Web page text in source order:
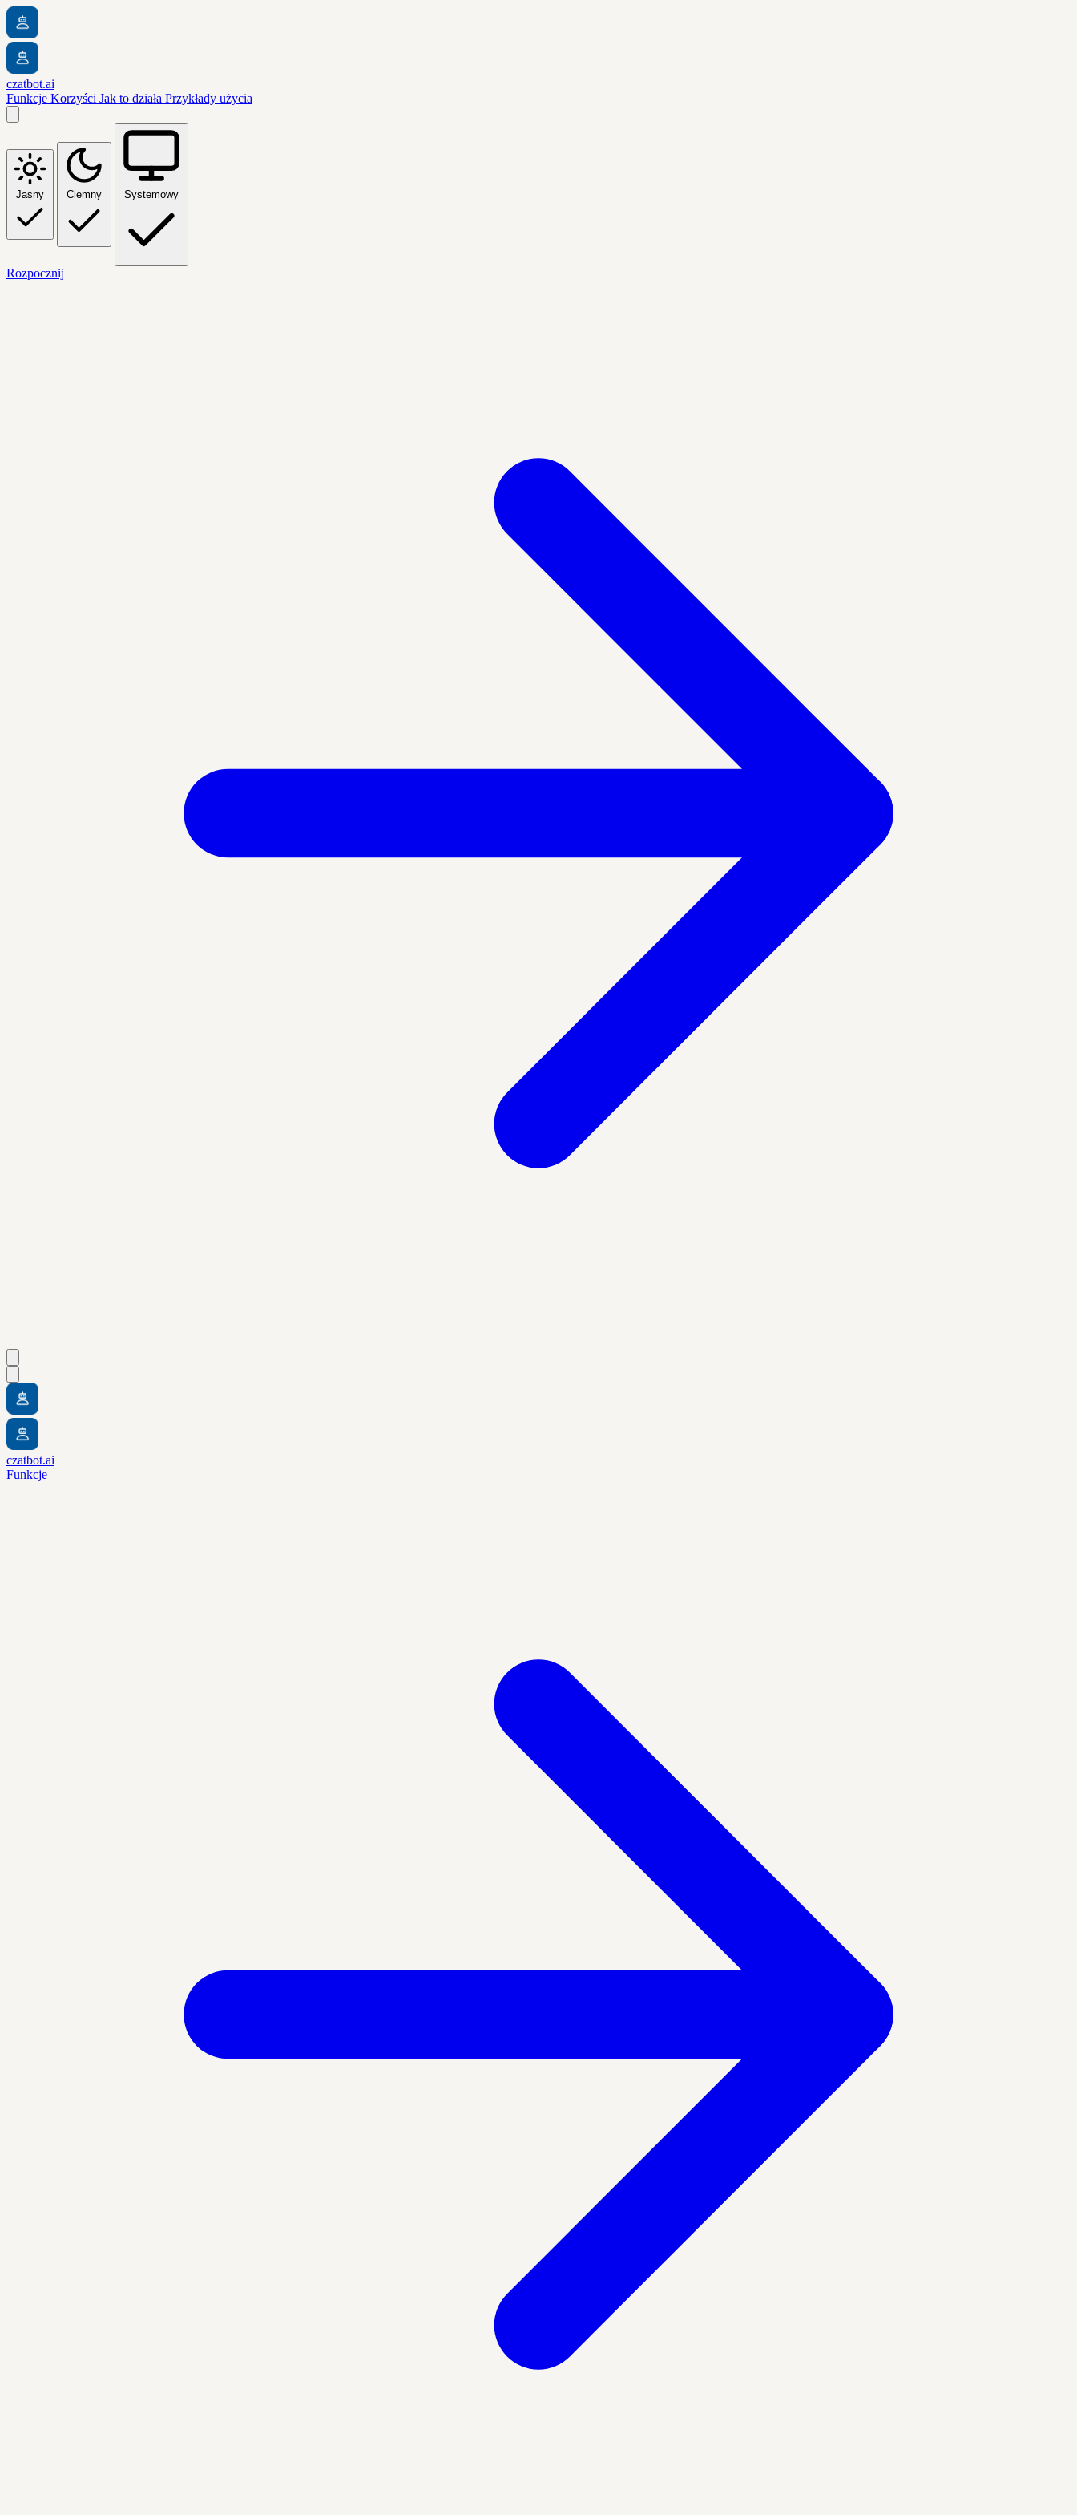
czatbot.ai
Funkcje Korzyści Jak to działa Przykłady użycia
Jasny Ciemny Systemowy
Rozpocznij
czatbot.ai
Funkcje